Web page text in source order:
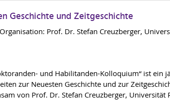
Geschichte und Zeitgeschichte
Prof. Dr. Stefan Creuzberger,
und Habilitanden-Kolloquium“ ist ein
zur Neuesten Geschichte und zur
von Prof. Dr. Stefan Creuzberger,